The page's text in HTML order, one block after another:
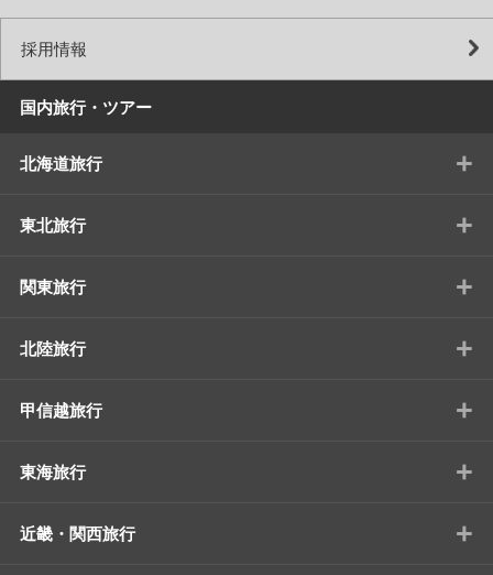
採用情報
国内旅行・ツアー
北海道旅行 +
東北旅行 +
関東旅行 +
北陸旅行 +
甲信越旅行 +
東海旅行 +
近畿・関西旅行 +